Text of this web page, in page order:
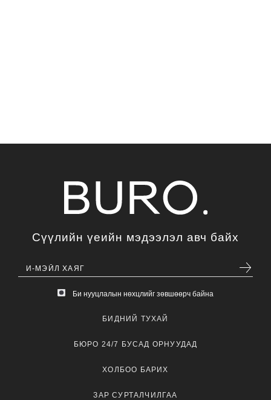
Сүүлийн үеийн мэдээлэл авч байх
Би нууцлалын нөхцлийг зөвшөөрч байна
БИДНИЙ ТУХАЙ
БЮРО 24/7 БУСАД ОРНУУДАД
ХОЛБОО БАРИХ
ЗАР СУРТАЛЧИЛГАА